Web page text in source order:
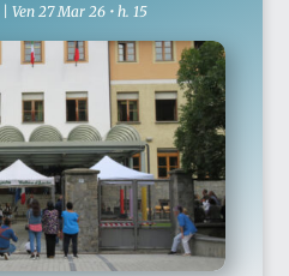
|Ven 27 Mar 26 • h. 15